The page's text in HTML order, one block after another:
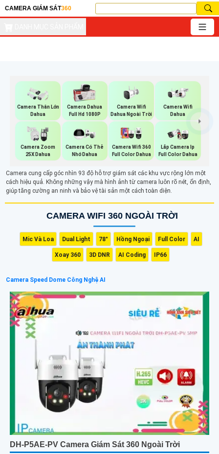
CAMERA GIÁM SÁT360
Camera Thân Lớn
Dahua
Camera Dahua
Full Hd 1080P
Camera Wifi
Dahua Ngoài Trời
Camera Wifi
Dahua
Camera Zoom
25X Dahua
Camera Có Thẻ
Nhớ Dahua
Camera Wifi 360
Full Color Dahua
Lắp Camera Ip
Full Color Dahua
Camera cung cấp góc nhìn 93 độ hỗ trợ giám sát các khu vực rộng lớn một
cách hiệu quả. Không những vậy mà hình ảnh từ camera luôn rõ nét, ổn định,
giúp tăng cường an ninh và bảo vệ tài sản một cách toàn diện.
CAMERA WIFI 360 NGOÀI TRỜI
Mic Và Loa Dual Light 78° Hồng Ngoại Full Color AI
Xoay 360 3D DNR AI Coding IP66
Camera Speed Dome Công Nghệ AI
DH-P5AE-PV Camera Giám Sát 360 Ngoài Trời